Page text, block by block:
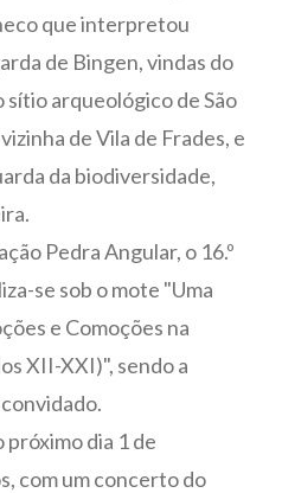
que interpretou
de Bingen, vindas do
sítio arqueológico de São
de Vila de Frades, e
da biodiversidade,
Pedra Angular, o 16.º
se sob o mote "Uma
e Comoções na
XII-XXI)", sendo a
dia 1 de
com um concerto do